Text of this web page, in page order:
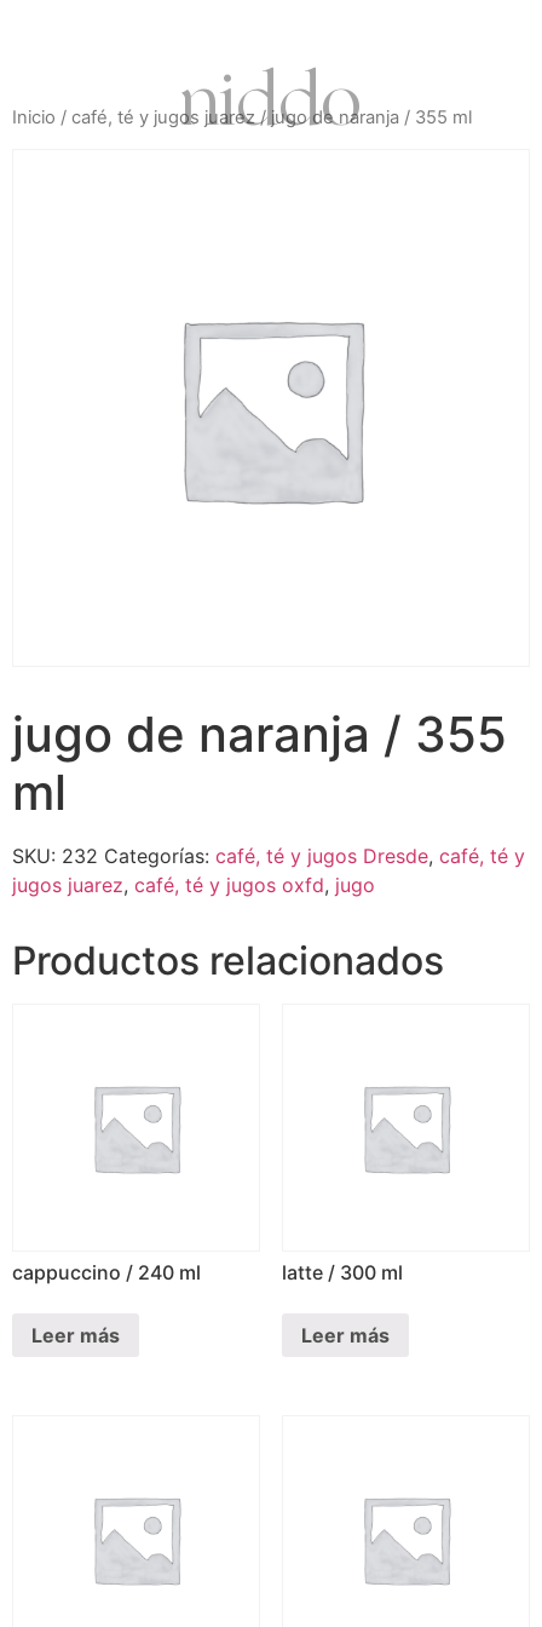
niddo
Inicio / café, té y jugos juarez/ jugo de naranja / 355 ml
jugo de naranja / 355
ml
SKU: 232 Categorías: café, té y jugos Dresde, café, té y
jugos juarez, café, té y jugos oxfd, jugo
Productos relacionados
cappuccino / 240 ml
Leer más
latte / 300 ml
Leer más